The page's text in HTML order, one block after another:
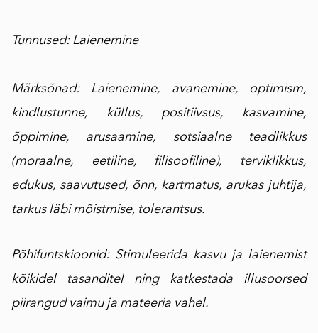
Tunnused: Laienemine
Märksõnad: Laienemine, avanemine, optimism,
kindlustunne, küllus, positiivsus, kasvamine,
õppimine, arusaamine, sotsiaalne teadlikkus
(moraalne, eetiline, filisoofiline), terviklikkus,
edukus, saavutused, õnn, kartmatus, arukas juhtija,
tarkus läbi mõistmise, tolerantsus.
Põhifuntskioonid: Stimuleerida kasvu ja laienemist
kõikidel tasanditel ning katkestada illusoorsed
piirangud vaimu ja mateeria vahel.